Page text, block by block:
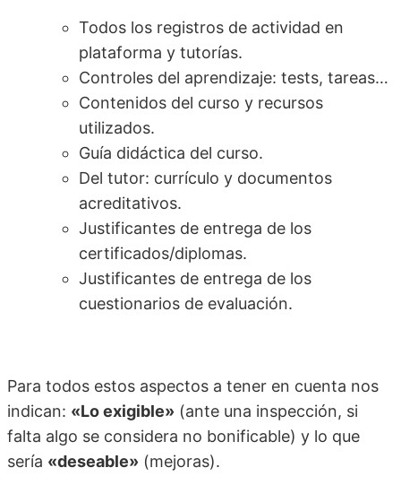
Todos los registros de actividad en
plataforma y tutorías.
Controles del aprendizaje: tests, tareas…
Contenidos del curso y recursos
utilizados.
Guía didáctica del curso.
Del tutor: currículo y documentos
acreditativos.
Justificantes de entrega de los
certificados/diplomas.
Justificantes de entrega de los
cuestionarios de evaluación.
Para todos estos aspectos a tener en cuenta nos
indican: «Lo exigible» (ante una inspección, si
falta algo se considera no bonificable) y lo que
sería «deseable» (mejoras).